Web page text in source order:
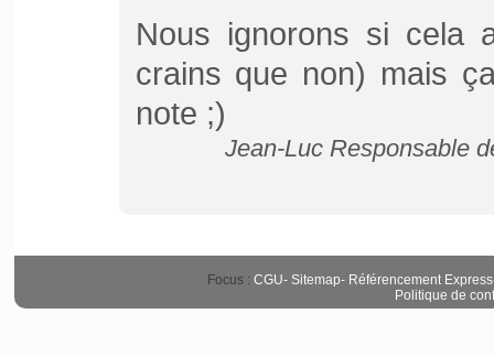
Nous ignorons si cela
crains que non) mais
note ;)
Jean-Luc Responsable
Focus : CGU- Sitemap- Référencement Express
Politique de